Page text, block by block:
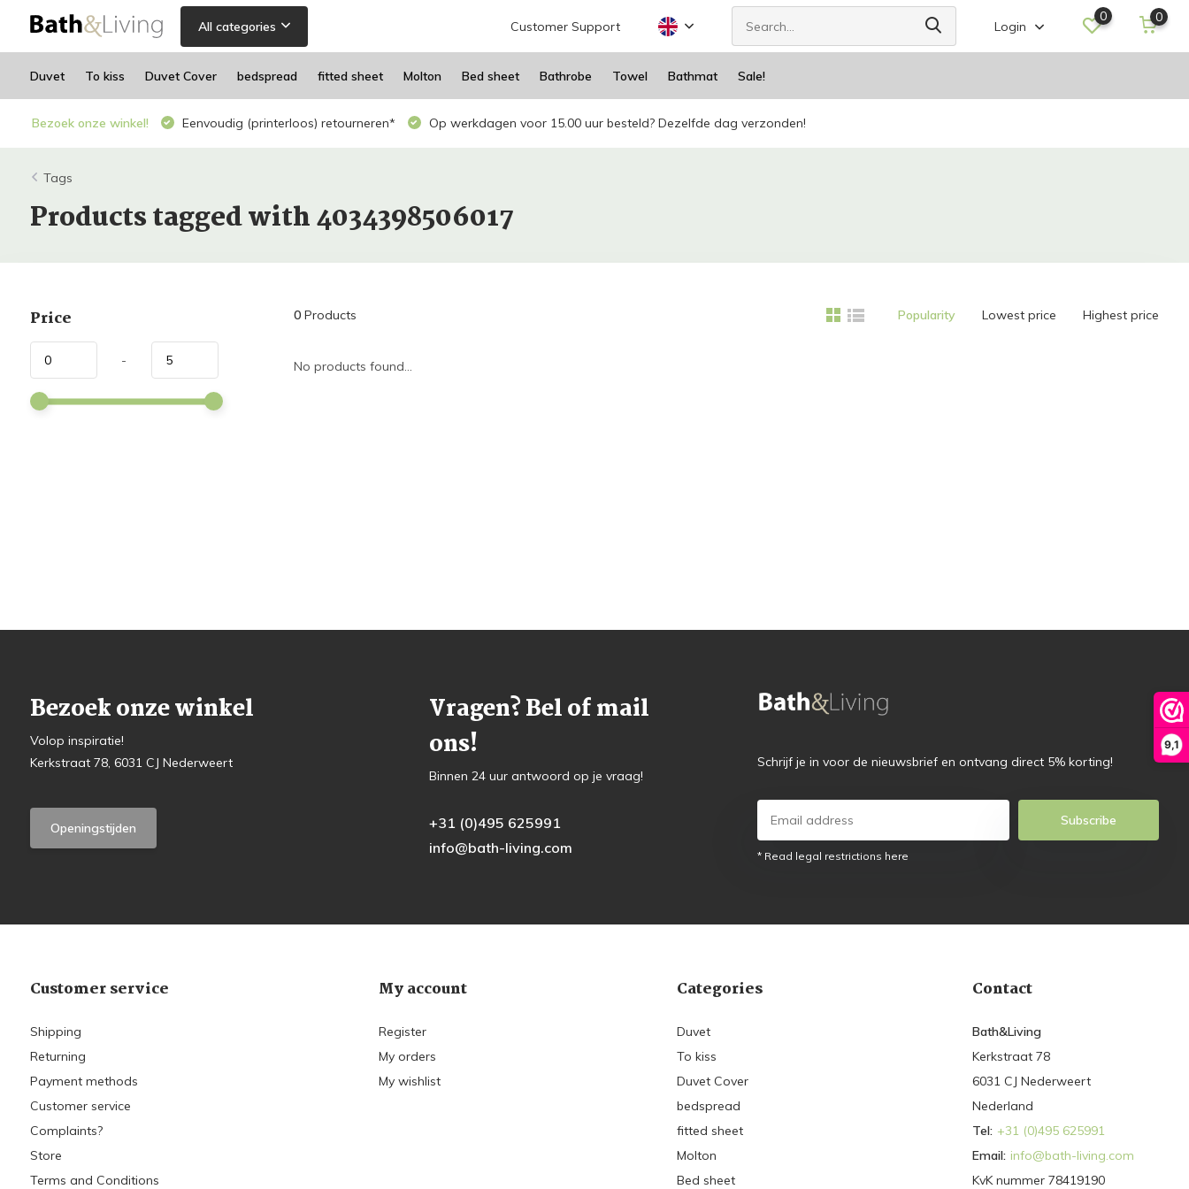
9,1
All categories Customer Support Login
0 0
Duvet To kiss Duvet Cover bedspread fitted sheet Molton Bed sheet Bathrobe Towel Bathmat Sale!
Bezoek onze winkel! Eenvoudig (printerloos) retourneren* Op werkdagen voor 15.00 uur besteld? Dezelfde dag verzonden!
Tags
Products tagged with 4034398506017
Price
-
0Products Popularity Lowest price Highest price
No products found...
Bezoek onze winkel
Volop inspiratie!
Kerkstraat 78, 6031 CJ Nederweert
Openingstijden
Vragen? Bel of mail
ons!
Binnen 24 uur antwoord op je vraag!
+31 (0)495 625991
info@bath-living.com
Schrijf je in voor de nieuwsbrief en ontvang direct 5% korting!
Subscribe
* Read legal restrictions here
Customer service
Shipping
Returning
Payment methods
Customer service
Complaints?
Store
Terms and Conditions
My account
Register
My orders
My wishlist
Categories
Duvet
To kiss
Duvet Cover
bedspread
fitted sheet
Molton
Bed sheet
Contact
Bath&Living
Kerkstraat 78
6031 CJ Nederweert
Nederland
Tel: +31 (0)495 625991
Email: info@bath-living.com
KvK nummer 78419190